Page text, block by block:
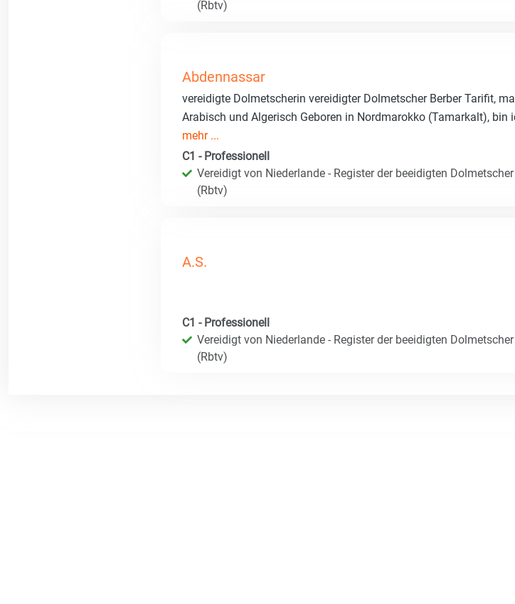
(Rbtv)
Abdennassar
vereidigte Dolmetscherin vereidigter Dolmetscher Berber Tarifit,
Arabisch und Algerisch Geboren in Nordmarokko (Tamarkalt), bin
mehr ...
C1 - Professionell
Vereidigt von Niederlande - Register der beeidigten
(Rbtv)
A.S.
C1 - Professionell
Vereidigt von Niederlande - Register der beeidigten
(Rbtv)